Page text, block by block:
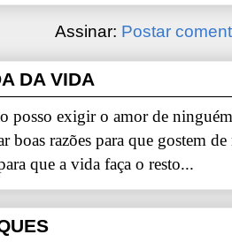
Assinar: Postar
DA VIDA
posso exigir o amor de
boas razões para que gostem
que a vida faça o resto...